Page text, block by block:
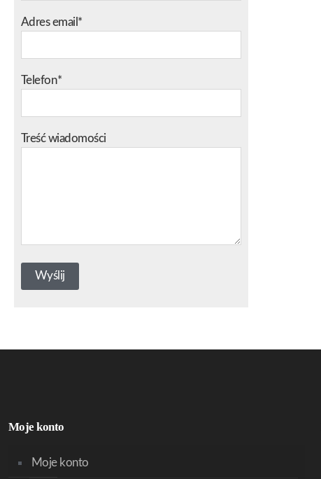
Adres email*
Telefon*
Treść wiadomości
Moje konto
Moje konto